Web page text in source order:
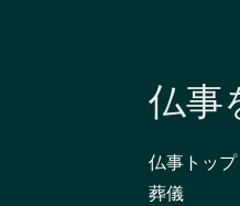
仏事
仏事トップ
葬儀